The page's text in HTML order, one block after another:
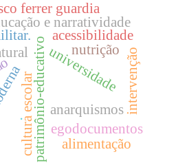
patrimônio-educativo egodocumentos
cultura escolar
e narratividade
ferrer guardia
anarquismos
universidade
acessibilidade
.
intervenção
alimentação
nutrição